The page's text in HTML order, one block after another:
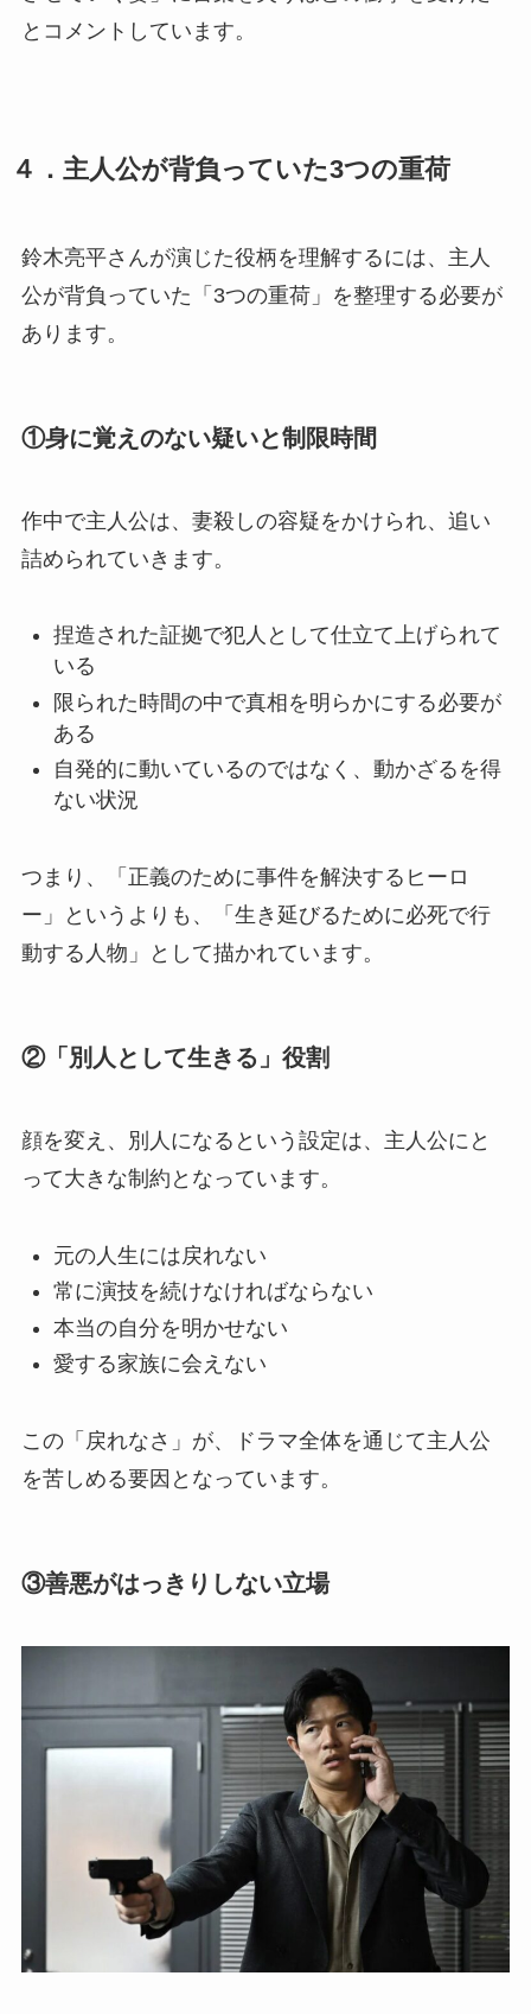
とコメントしています。
４．主人公が背負っていた3つの重荷
鈴木亮平さんが演じた役柄を理解するには、主人
公が背負っていた「3つの重荷」を整理する必要が
あります。
①身に覚えのない疑いと制限時間
作中で主人公は、妻殺しの容疑をかけられ、追い
詰められていきます。
捏造された証拠で犯人として仕立て上げられて
いる
限られた時間の中で真相を明らかにする必要が
ある
自発的に動いているのではなく、動かざるを得
ない状況
つまり、「正義のために事件を解決するヒーロ
ー」というよりも、「生き延びるために必死で行
動する人物」として描かれています。
②「別人として生きる」役割
顔を変え、別人になるという設定は、主人公にと
って大きな制約となっています。
元の人生には戻れない
常に演技を続けなければならない
本当の自分を明かせない
愛する家族に会えない
この「戻れなさ」が、ドラマ全体を通じて主人公
を苦しめる要因となっています。
③善悪がはっきりしない立場